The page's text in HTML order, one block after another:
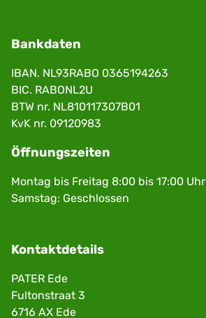
Bankdaten
IBAN. NL93RABO 0365194263
BIC. RABONL2U
BTW nr. NL810117307B01
KvK nr. 09120983
Öffnungszeiten
Montag bis Freitag 8:00 bis 17:00 Uhr
Samstag: Geschlossen
Kontaktdetails
PATER Ede
Fultonstraat 3
6716 AX Ede